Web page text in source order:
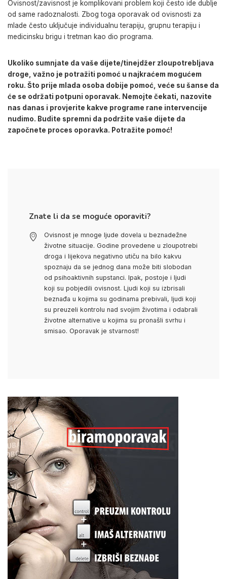
Ovisnost/zavisnost je komplikovani problem koji često ide dublje
od same radoznalosti. Zbog toga oporavak od ovisnosti za
mlade često uključuje individualnu terapiju, grupnu terapiju i
medicinsku brigu i tretman kao dio programa.
Ukoliko sumnjate da vaše dijete/tinejdžer zloupotrebljava
droge, važno je potražiti pomoć u najkraćem mogućem
roku. Što prije mlada osoba dobije pomoć, veće su šanse da
će se održati potpuni oporavak. Nemojte čekati, nazovite
nas danas i provjerite kakve programe rane intervencije
nudimo. Budite spremni da podržite vaše dijete da
započnete proces oporavka. Potražite pomoć!
Znate li da se moguće oporaviti?
Ovisnost je mnoge ljude dovela u beznadežne
životne situacije. Godine provedene u zloupotrebi
droga i lijekova negativno utiču na bilo kakvu
spoznaju da se jednog dana može biti slobodan
od psihoaktivnih supstanci. Ipak, postoje i ljudi
koji su pobjedili ovisnost. Ljudi koji su izbrisali
beznađa u kojima su godinama prebivali, ljudi koji
su preuzeli kontrolu nad svojim životima i odabrali
životne alternative u kojima su pronašli svrhu i
smisao. Oporavak je stvarnost!